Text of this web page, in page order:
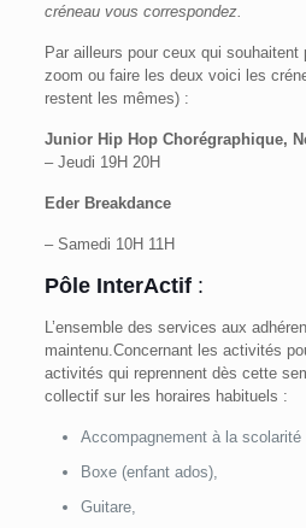
créneau vous correspondez.
Par ailleurs pour ceux qui
zoom ou faire les deux voici les
restent les mêmes) :
Junior Hip Hop Chorégraphique,
– Jeudi 19H 20H
Eder Breakdance
– Samedi 10H 11H
Pôle InterActif :
L’ensemble des services aux
maintenu.Concernant les activités
activités qui reprennent dès cette
collectif sur les horaires habituels :
Accompagnement à la scolarité
Boxe (enfant ados),
Guitare,